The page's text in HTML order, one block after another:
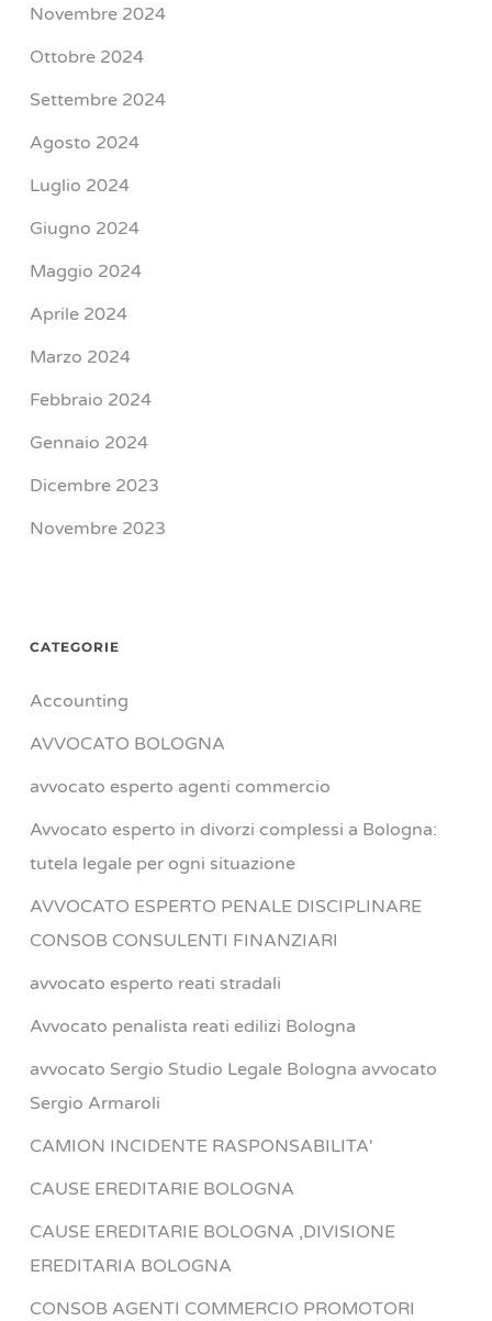
Novembre 2024
Ottobre 2024
Settembre 2024
Agosto 2024
Luglio 2024
Giugno 2024
Maggio 2024
Aprile 2024
Marzo 2024
Febbraio 2024
Gennaio 2024
Dicembre 2023
Novembre 2023
CATEGORIE
Accounting
AVVOCATO BOLOGNA
avvocato esperto agenti commercio
Avvocato esperto in divorzi complessi a Bologna:
tutela legale per ogni situazione
AVVOCATO ESPERTO PENALE DISCIPLINARE
CONSOB CONSULENTI FINANZIARI
avvocato esperto reati stradali
Avvocato penalista reati edilizi Bologna
avvocato Sergio Studio Legale Bologna avvocato
Sergio Armaroli
CAMION INCIDENTE RASPONSABILITA'
CAUSE EREDITARIE BOLOGNA
CAUSE EREDITARIE BOLOGNA ,DIVISIONE
EREDITARIA BOLOGNA
CONSOB AGENTI COMMERCIO PROMOTORI